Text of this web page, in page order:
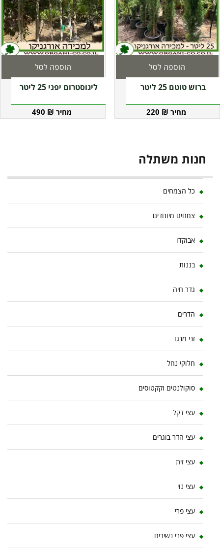
ברוש טוטם 25 ליטר
220 ₪
הוספה לסל
ליגוסטרום יפני 25 ליטר
490 ₪
הוספה לסל
חנות משתלה
כל הצמחים
צמחים מיוחדים
אבוקדו
בננות
גדר חיה
הדרים
זני מנגו
חלוקי נחל
סוקולנטים וקקטוסים
עצי דקל
עצי הדר בוגרים
עצי זית
עצי נוי
עצי פרי
עצי פרי נשירים